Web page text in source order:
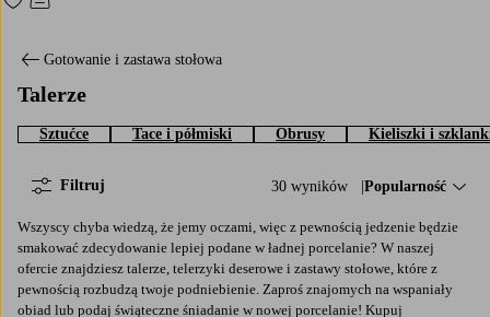
Przejdź do ulubionych oznaczonych produktów
Przejdź do koszyka
Gotowanie i zastawa stołowa
Talerze
Sztućce Tace i półmiski Obrusy Kieliszki i
30 wyników Sortuj według:
Popularność
Filtruj
Wszyscy chyba wiedzą, że jemy oczami, więc z pewnością jedzenie będzie
smakować zdecydowanie lepiej podane w ładnej porcelanie? W naszej
ofercie znajdziesz talerze, telerzyki deserowe i zastawy stołowe, które z
pewnością rozbudzą twoje podniebienie. Zaproś znajomych na wspaniały
obiad lub podaj świąteczne śniadanie w nowej porcelanie! Kupuj